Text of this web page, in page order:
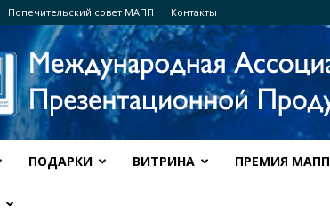
Попечительский совет МАПП Контакты
ПОДАРКИ ВИТРИНА ПРЕМИЯ МАПП